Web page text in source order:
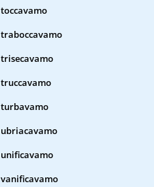
toccavamo
traboccavamo
trisecavamo
truccavamo
turbavamo
ubriacavamo
unificavamo
vanificavamo